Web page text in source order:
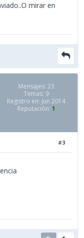
mirar en
Mensajes: 23
Temas: 9
Registro en: Jun 2014
Reputación: 1
#3